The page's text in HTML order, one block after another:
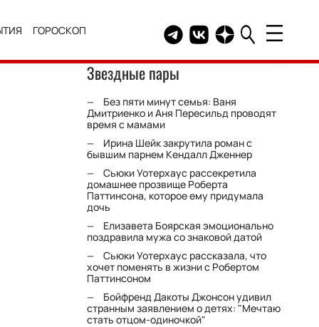
ГОРОСКОП Telegram канал HELLO
Группа HELLO
Канал HELLO в
Звездные пары
Без пяти минут семья: Ваня
Дмитриенко и Аня Пересильд проводят
время с мамами
Ирина Шейк закрутила роман с
бывшим парнем Кендалл Дженнер
Сьюки Уотерхаус рассекретила
домашнее прозвище Роберта
Паттинсона, которое ему придумала
дочь
Елизавета Боярская эмоционально
поздравила мужа со знаковой датой
Сьюки Уотерхаус рассказала, что
хочет поменять в жизни с Робертом
Паттинсоном
Бойфренд Дакоты Джонсон удивил
странным заявлением о детях: "Мечтаю
стать отцом-одиночкой"